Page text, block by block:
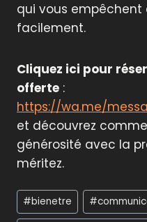
qui vous empêchent
facilement.
Cliquez ici pour
offerte :
https://wa.me/
et découvrez
générosité avec la
méritez.
Étiquettes
de
#bienetre #